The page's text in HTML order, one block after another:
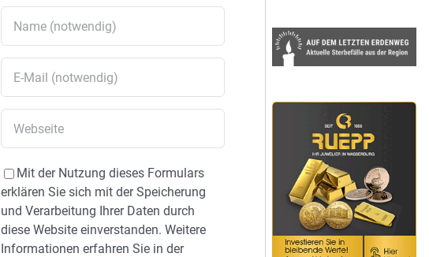
Mit der Nutzung dieses Formulars
erklären Sie sich mit der Speicherung
und Verarbeitung Ihrer Daten durch
diese Website einverstanden. Weitere
Informationen erfahren Sie in der